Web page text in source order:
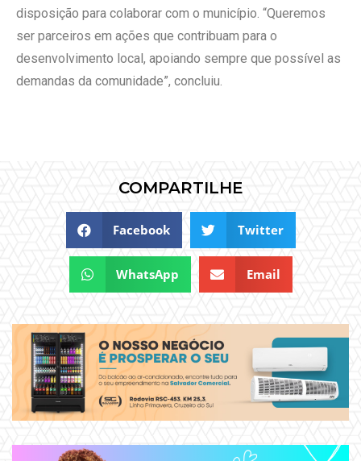
disposição para colaborar com o município. “Queremos
ser parceiros em ações que contribuam para o
desenvolvimento local, apoiando sempre que possível as
demandas da comunidade”, concluiu.
COMPARTILHE
Facebook Twitter
WhatsApp Email